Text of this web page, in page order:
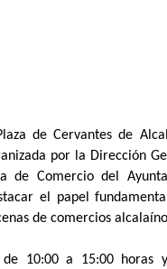
de Cervantes de
por la Dirección
de Comercio del
el papel
de comercios
10:00 a 15:00 horas